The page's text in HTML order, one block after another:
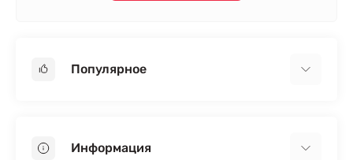
Популярное
Пенопласт
Информация